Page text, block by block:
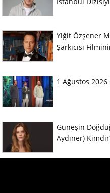
Yiğit Özşener
Şarkıcısı
1 Ağustos
Güneşin
Aydıner)